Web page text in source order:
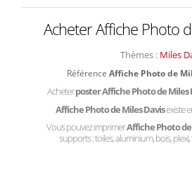
Acheter Affiche Photo
Thèmes : Miles
Référence Affiche Photo de
Acheterposter Affiche Photo de Miles
Affiche Photo de Miles Davisexiste
Vous pouvez imprimerAffiche Photo
supports : toiles, aluminium, bois,